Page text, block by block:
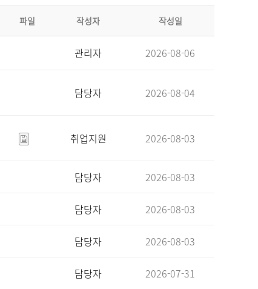
파일 작성자 작성일
관리자 2026-08-06
담당자 2026-08-04
취업지원 2026-08-03
담당자 2026-08-03
담당자 2026-08-03
담당자 2026-08-03
담당자 2026-07-31